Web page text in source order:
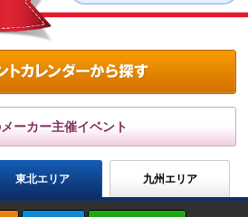
ーカー主催イベント
東北エリア 九州エリア